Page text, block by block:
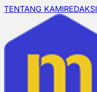
TENTANG KAMIREDAKSI